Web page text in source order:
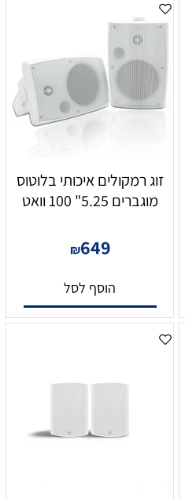
זוג רמקולים איכותי בלוטוס
מוגברים 5.25" 100 וואט
₪649
הוסף לסל